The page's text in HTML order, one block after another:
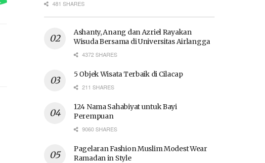
481 SHARES
Ashanty, Anang dan Azriel Rayakan
Wisuda Bersama di Universitas Airlangga
4372 SHARES
5 Objek Wisata Terbaik di Cilacap
211 SHARES
124 Nama Sahabiyat untuk Bayi
Perempuan
9060 SHARES
Pagelaran Fashion Muslim Modest Wear
Ramadan in Style